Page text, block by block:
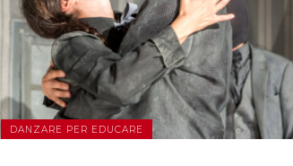
DANZARE PER EDUCARE
SCOPRI DI PIÙ
CONDIVIDI